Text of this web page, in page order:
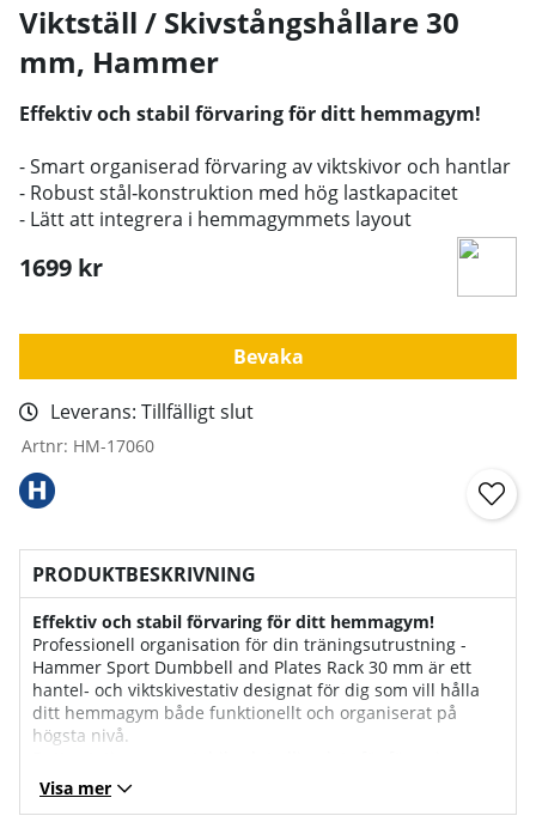
Viktställ / Skivstångshållare 30
mm, Hammer
Effektiv och stabil förvaring för ditt hemmagym!
- Smart organiserad förvaring av viktskivor och hantlar
- Robust stål‑konstruktion med hög lastkapacitet
- Lätt att integrera i hemmagymmets layout
1699 kr
Bevaka
Leverans: Tillfälligt slut
Artnr: HM-17060
PRODUKTBESKRIVNING
Effektiv och stabil förvaring för ditt hemmagym!
Professionell organisation för din träningsutrustning -
Hammer Sport Dumbbell and Plates Rack 30 mm är ett
hantel‑ och viktskivestativ designat för dig som vill hålla
ditt hemmagym både funktionellt och organiserat på
högsta nivå.
både viktskivor och hantelstänger med 30 mm diameter,
ett vanligt standardmått för många fria vikter i hemmet
Visa mer